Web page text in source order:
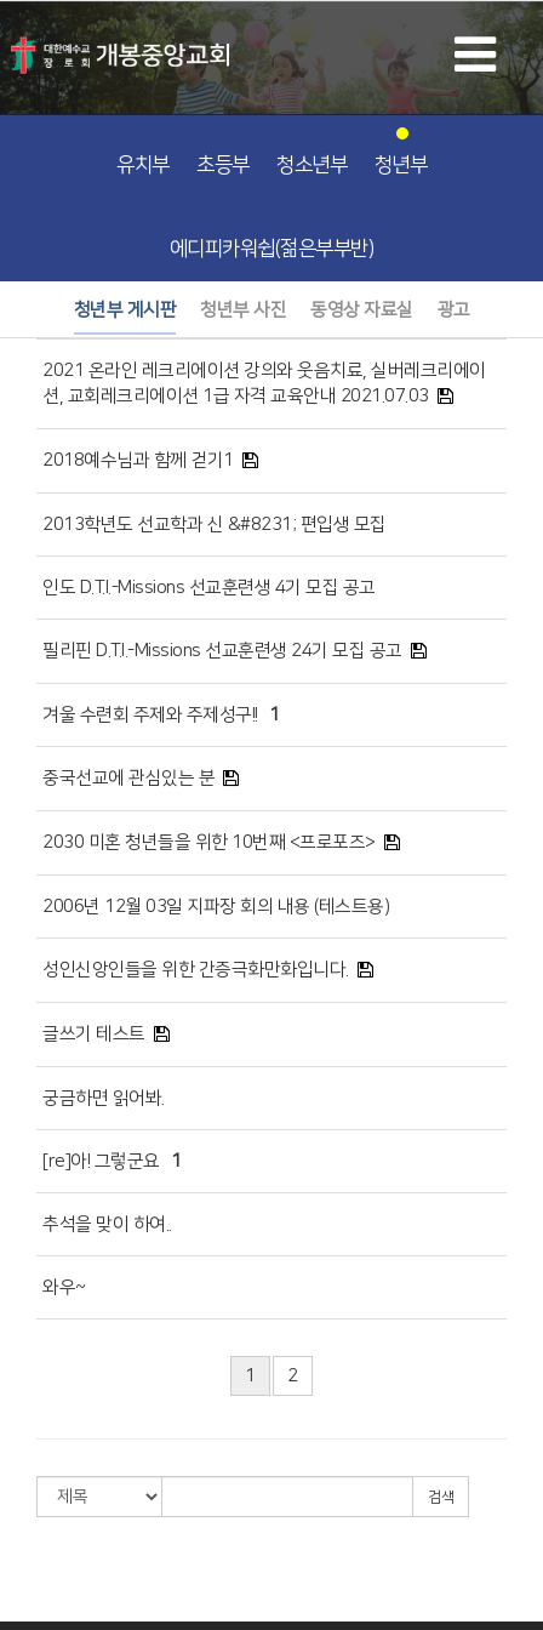
유치부 초등부 청소년부 청년부
에디피카워쉽(젊은부부반)
청년부 게시판 청년부 사진 동영상 자료실 광고
2021 온라인 레크리에이션 강의와 웃음치료, 실버레크리에이
션, 교회레크리에이션 1급 자격 교육안내 2021.07.03
2018예수님과 함께 걷기1
2013학년도 선교학과 신 &#8231; 편입생 모집
인도 D.T.I.-Missions 선교훈련생 4기 모집 공고
필리핀 D.T.I.-Missions 선교훈련생 24기 모집 공고
겨울 수련회 주제와 주제성구!! 1
중국선교에 관심있는 분
2030 미혼 청년들을 위한 10번째 <프로포즈>
2006년 12월 03일 지파장 회의 내용 (테스트용)
성인신앙인들을 위한 간증극화만화입니다.
글쓰기 테스트
궁금하면 읽어봐.
[re]아! 그렇군요 1
추석을 맞이 하여..
와우~
1 2
검색